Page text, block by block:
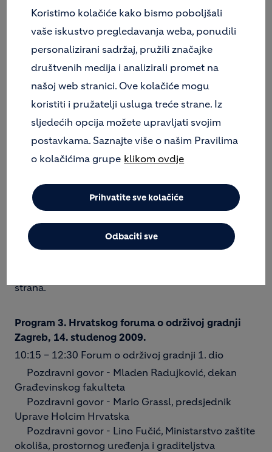
Pritom je izuzetno važno pa čak i neophodno
uključiti što veći broj zainteresiranih jer se samo
tako može osigurati i visoki stupanj usklađenosti
svih mogućih zahtjeva koje rješenje problema mora
pokriti. Forum o održivoj gradnji, već treći po redu,
otvara raspravu o temi održive gradnje, inzistirajući
na kontekstu unutar kojeg se gradnja odvija te
ističe pitanje: - koristimo li sve ono što nam prostor
nudi, kako bismo osigurali održivost naših
objekata? Jer u trenucima krize, više nego ikad,
održivost postaje ključan obrazac ponašanja.
rezultat želje organizatora da se na jednom mjestu
okupe stručnjaci iz različitih područja i razmijene
svoja iskustva na području održive gradnje. Naime,
suvremeni način života sve više ukazuje na potrebu
za održivom gradnjom, a ona nastaje isključivo kao
strana.
Program 3. Hrvatskog foruma o održivoj gradnji
Zagreb, 14. studenog 2009.
10:15 – 12:30 Forum o održivoj gradnji 1. dio
Pozdravni govor - Mladen Radujković, dekan
Građevinskog fakulteta
Pozdravni govor - Mario Grassl, predsjednik
Uprave Holcim Hrvatska
Pozdravni govor - Lino Fučić, Ministarstvo zaštite
okoliša, prostornog uređenja i graditeljstva
Koristimo kolačiće kako bismo poboljšali
vaše iskustvo pregledavanja weba, ponudili
personalizirani sadržaj, pružili značajke
društvenih medija i analizirali promet na
našoj web stranici. Ove kolačiće mogu
koristiti i pružatelji usluga treće strane. Iz
sljedećih opcija možete upravljati svojim
postavkama. Saznajte više o našim Pravilima
o kolačićima grupe klikom ovdje
Prihvatite sve kolačiće
Odbaciti sve